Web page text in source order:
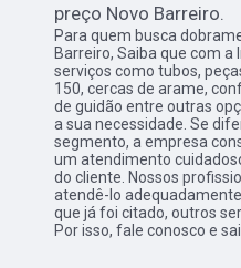
preço Novo Barreiro.
Para quem busca
Barreiro, Saiba que com
serviços como tubos,
150, cercas de arame,
de guidão entre outras
a sua necessidade. Se
segmento, a empresa
um atendimento
do cliente. Nossos
atendê-lo
que já foi citado, outros
Por isso, fale conosco e